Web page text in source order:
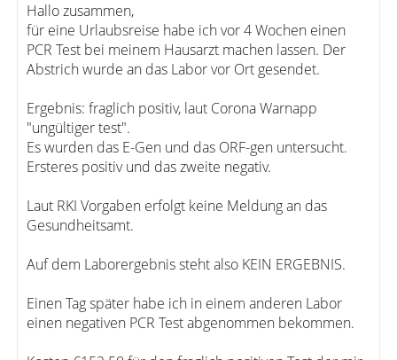
Hallo zusammen,
für eine Urlaubsreise habe ich vor 4 Wochen einen
PCR Test bei meinem Hausarzt machen lassen. Der
Abstrich wurde an das Labor vor Ort gesendet.
Ergebnis: fraglich positiv, laut Corona Warnapp
"ungültiger test".
Es wurden das E-Gen und das ORF-gen untersucht.
Ersteres positiv und das zweite negativ.
Laut RKI Vorgaben erfolgt keine Meldung an das
Gesundheitsamt.
Auf dem Laborergebnis steht also KEIN ERGEBNIS.
Einen Tag später habe ich in einem anderen Labor
einen negativen PCR Test abgenommen bekommen.